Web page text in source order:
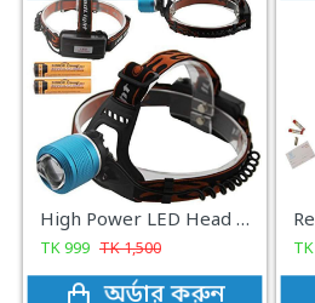
High Power LED Head Lamp light - Black
TK999 TK1,500
অর্ডার করুন
TK